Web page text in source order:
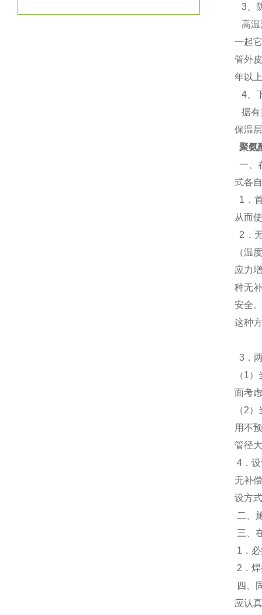
3、
高温
一起
管外
年以
4、
据有
保温
聚氨
一、
式各
1．
从而
2．
（温
应力
种无
安全
这种
3．
（1
面考
（2
用不
管径
4．
无补
设方
二、
三、
1．
2．
四、
应认